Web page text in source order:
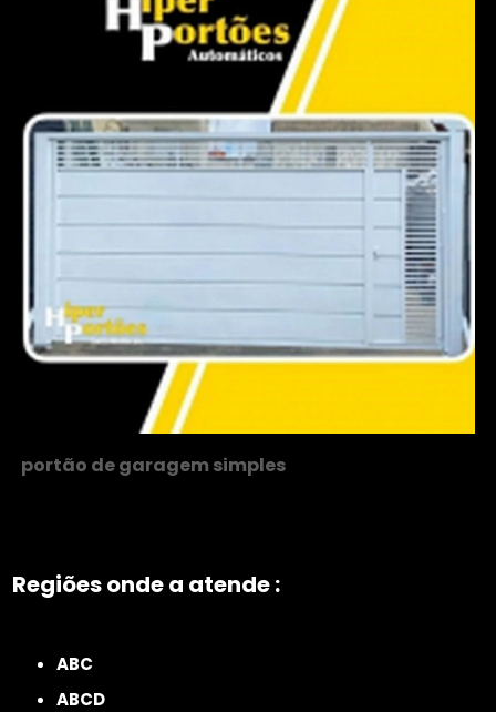
portão de garagem simples
Regiões onde a atende :
ABC
ABCD